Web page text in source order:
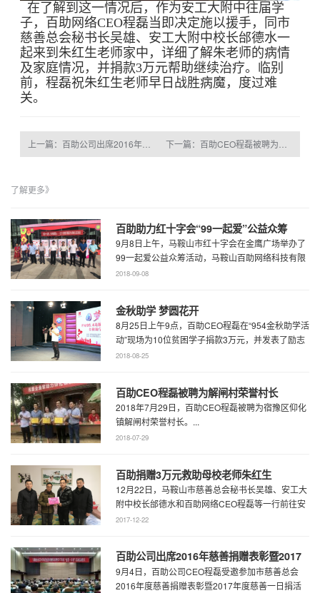
在了解到这一情况后，作为安工大附中往届学
子，百助网络CEO程磊当即决定施以援手，同市
慈善总会秘书长吴雄、安工大附中校长邰德水一
起来到朱红生老师家中，详细了解朱老师的病情
及家庭情况，并捐款3万元帮助继续治疗。临别
前，程磊祝朱红生老师早日战胜病魔，度过难
关。
了解更多》
百助助力红十字会“99一起爱”公益众筹
9月8日上午，马鞍山市红十字会在金鹰广场举办了
99一起爱公益众筹活动，马鞍山百助网络科技有限
公司CEO程磊、副总经理周慧受邀参加了此次 ...
2018-09-08
金秋助学 梦圆花开
8月25日上午9点，百助CEO程磊在“954金秋助学活
动”现场为10位贫困学子捐款3万元，并发表了励志
演讲。...
2018-08-25
百助CEO程磊被聘为解闸村荣誉村长
2018年7月29日，百助CEO程磊被聘为宿豫区仰化
镇解闸村荣誉村长。...
2018-07-29
百助捐赠3万元救助母校老师朱红生
12月22日，马鞍山市慈善总会秘书长吴雄、安工大
附中校长邰德水和百助网络CEO程磊等一行前往安
工大附中患病老师朱红生家中探望，并捐款3万 ...
2017-12-22
百助公司出席2016年慈善捐赠表彰暨2017
年度“慈善一日捐”活动启动仪式
9月4日，百助公司CEO程磊受邀参加市慈善总会
2016年度慈善捐赠表彰暨2017年度慈善一日捐活